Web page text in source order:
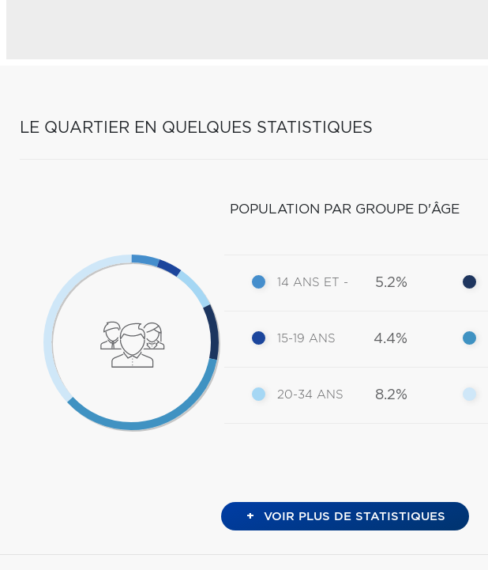
LE QUARTIER EN QUELQUES STATISTIQUES
POPULATION PAR GROUPE D'ÂGE
14 ANS ET - 5.2%
15-19 ANS 4.4%
20-34 ANS 8.2%
+ VOIR PLUS DE STATISTIQUES